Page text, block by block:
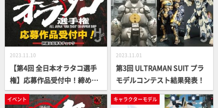
2023.11.10
【第4回 全日本オラタコ選手
権】応募作品受付中！締め切
りは2024年2月29日（木）ま
で
2023.11.01
第3回 ULTRAMAN SUIT プラ
モデルコンテスト結果発表！
イベント キャラクターモデル